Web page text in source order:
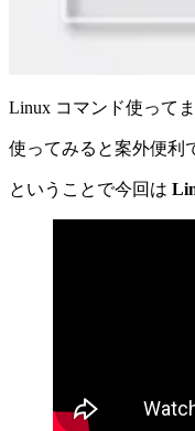
Linux コマンド使って
使ってみると案外便利
ということで今回は